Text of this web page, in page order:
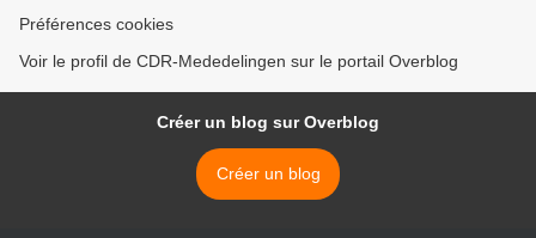
Préférences cookies
Voir le profil de CDR-Mededelingen sur le portail Overblog
Créer un blog sur Overblog
Créer un blog